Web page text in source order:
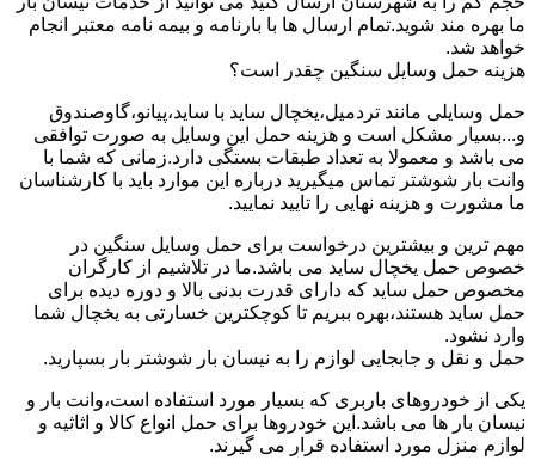
ما بهره مند شوید.تمام ارسال ها با بارنامه و بیمه نامه معتبر انجام
خواهد شد.
هزینه حمل وسایل سنگین چقدر است؟
حمل وسایلی مانند تردمیل،یخچال ساید با ساید،پیانو،گاوصندوق
و...بسیار مشکل است و هزینه حمل این وسایل به صورت توافقی
می باشد و معمولا به تعداد طبقات بستگی دارد.زمانی که شما با
وانت بار شوشتر تماس میگیرید درباره این موارد باید با کارشناسان
ما مشورت و هزینه نهایی را تایید نمایید.
مهم ترین و بیشترین درخواست برای حمل وسایل سنگین در
خصوص حمل یخچال ساید می باشد.ما در تلاشیم از کارگران
مخصوص حمل ساید که دارای قدرت بدنی بالا و دوره دیده برای
حمل ساید هستند،بهره ببریم تا کوچکترین خسارتی به یخچال شما
وارد نشود.
حمل و نقل و جابجایی لوازم را به نیسان بار شوشتر بار بسپارید.
یکی از خودروهای باربری که بسیار مورد استفاده است،وانت بار و
نیسان بار ها می باشد.این خودروها برای حمل انواع کالا و اثاثیه و
لوازم منزل مورد استفاده قرار می گیرند.